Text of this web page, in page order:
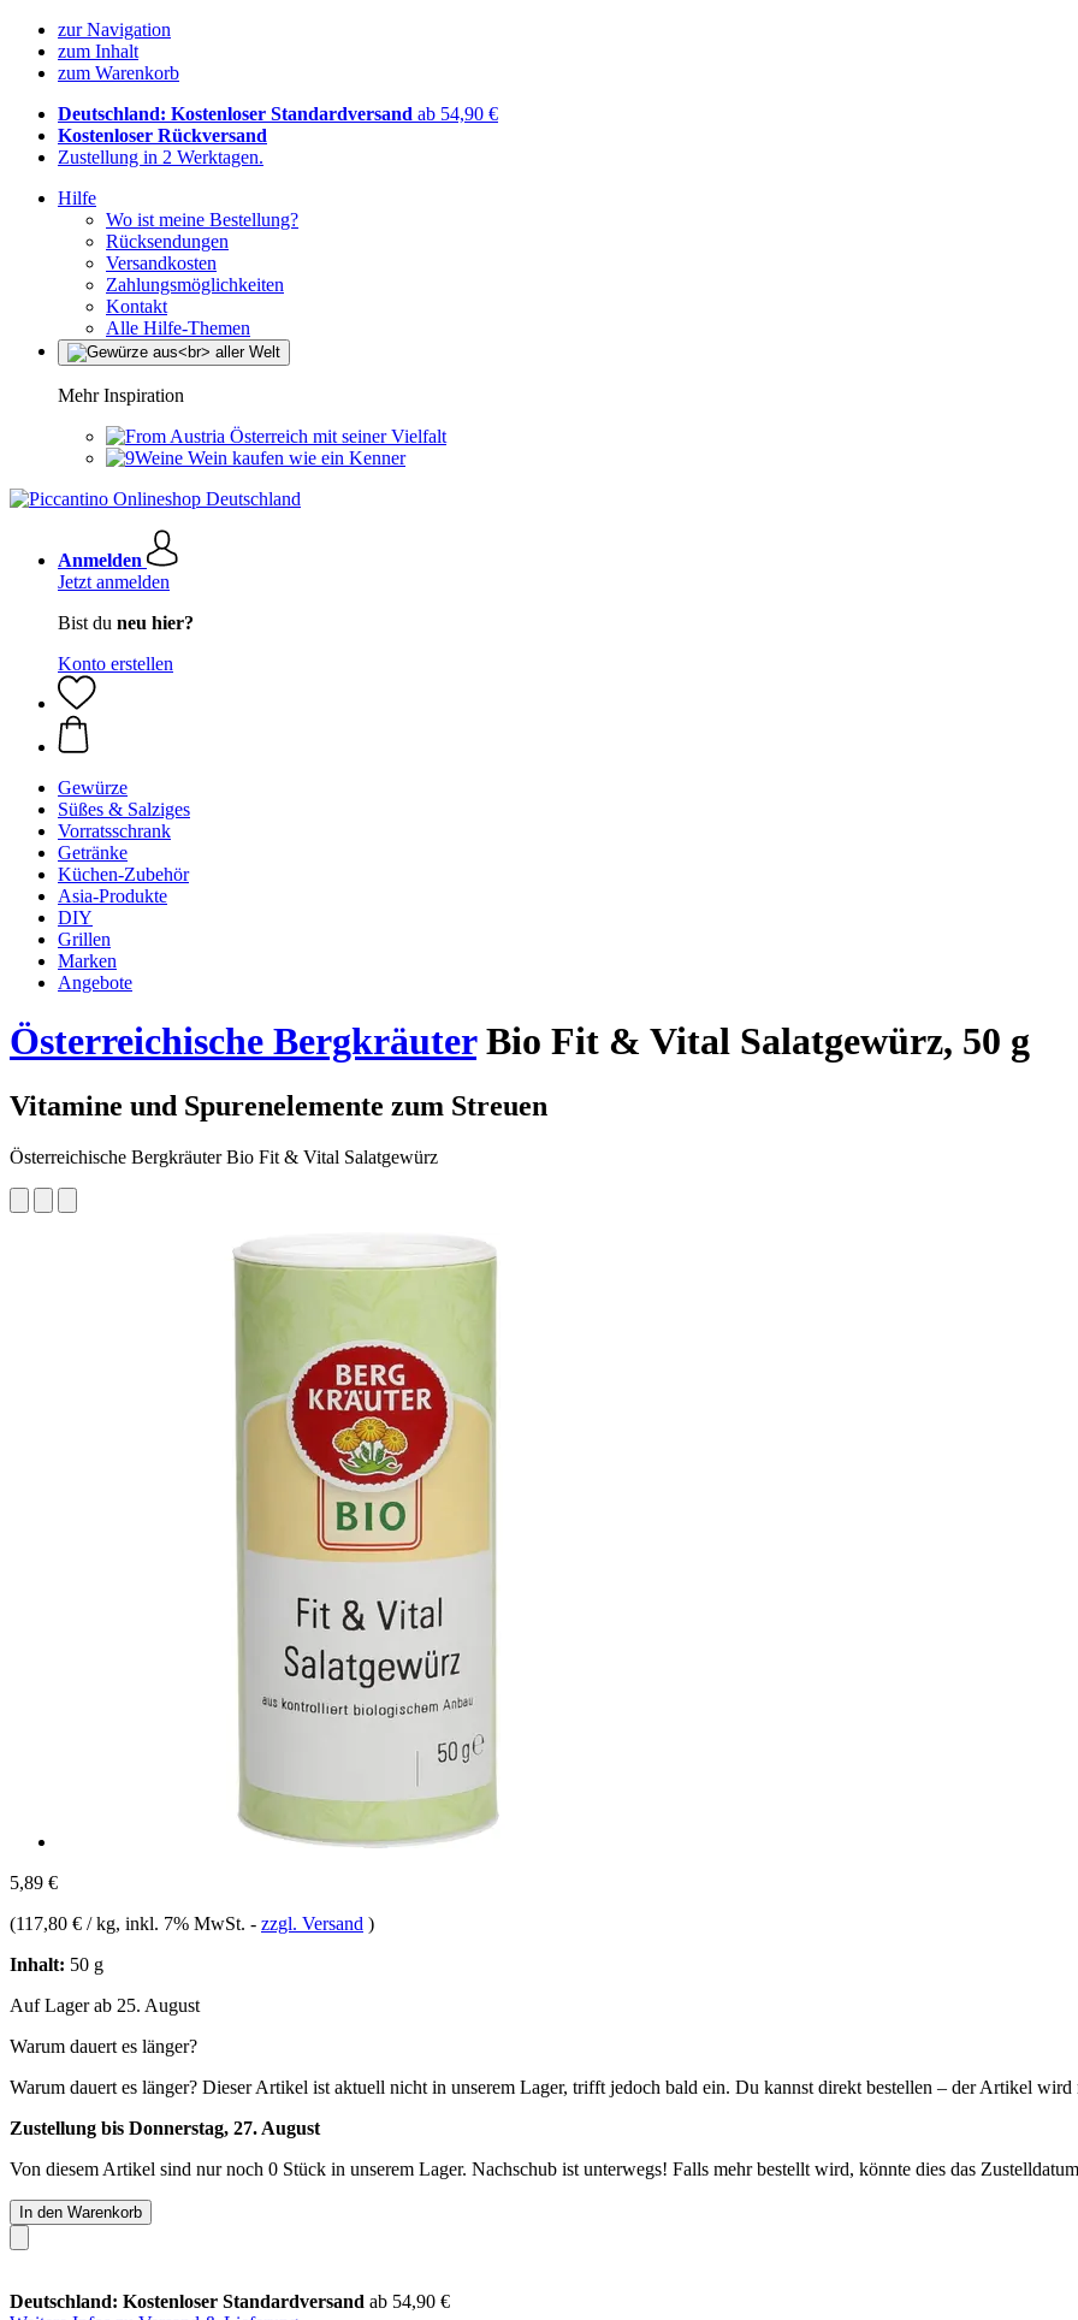
zur Navigation
zum Inhalt
zum Warenkorb
Deutschland: Kostenloser Standardversand ab 54,90 €
Kostenloser Rückversand
Zustellung in 2 Werktagen.
Hilfe
Wo ist meine Bestellung?
Rücksendungen
Versandkosten
Zahlungsmöglichkeiten
Kontakt
Alle Hilfe-Themen
Mehr Inspiration
Österreich mit seiner Vielfalt
Wein kaufen wie ein Kenner
Anmelden
Jetzt anmelden
Bist du neu hier?
Konto erstellen
Gewürze
Süßes & Salziges
Vorratsschrank
Getränke
Küchen-Zubehör
Asia-Produkte
DIY
Grillen
Marken
Angebote
Österreichische BergkräuterBio Fit & Vital Salatgewürz, 50 g
Vitamine und Spurenelemente zum Streuen
Österreichische Bergkräuter Bio Fit & Vital Salatgewürz
5,89 €
(117,80 € / kg, inkl. 7% MwSt. - zzgl. Versand )
Inhalt: 50 g
Auf Lager ab 25. August
Warum dauert es länger?
Warum dauert es länger? Dieser Artikel ist aktuell nicht in unserem Lager, trifft jedoch bald ein. Du kannst direkt bestellen – der Artikel wird
Zustellung bis Donnerstag, 27. August
Von diesem Artikel sind nur noch 0 Stück in unserem Lager. Nachschub ist unterwegs! Falls mehr bestellt wird, könnte dies das
In den Warenkorb
Deutschland: Kostenloser Standardversand ab 54,90 €